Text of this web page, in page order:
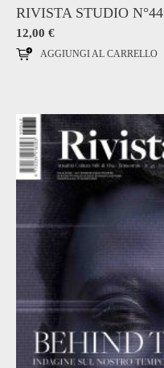
RIVISTA STUDIO N°44
12,00 €
AGGIUNGI AL CARRELLO